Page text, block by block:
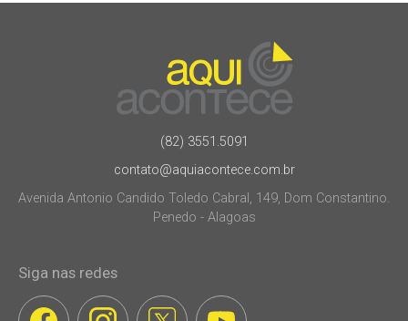
(82) 3551.5091
contato@aquiacontece.com.br
Avenida Antonio Candido Toledo Cabral, 149, Dom Constantino.
Penedo - Alagoas
Siga nas redes